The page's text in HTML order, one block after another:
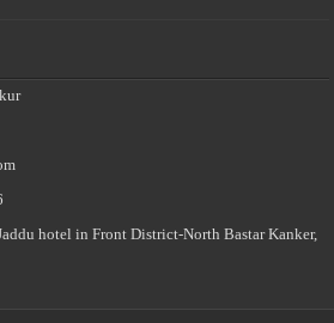
hotel in Front District-North Bastar Kanker,